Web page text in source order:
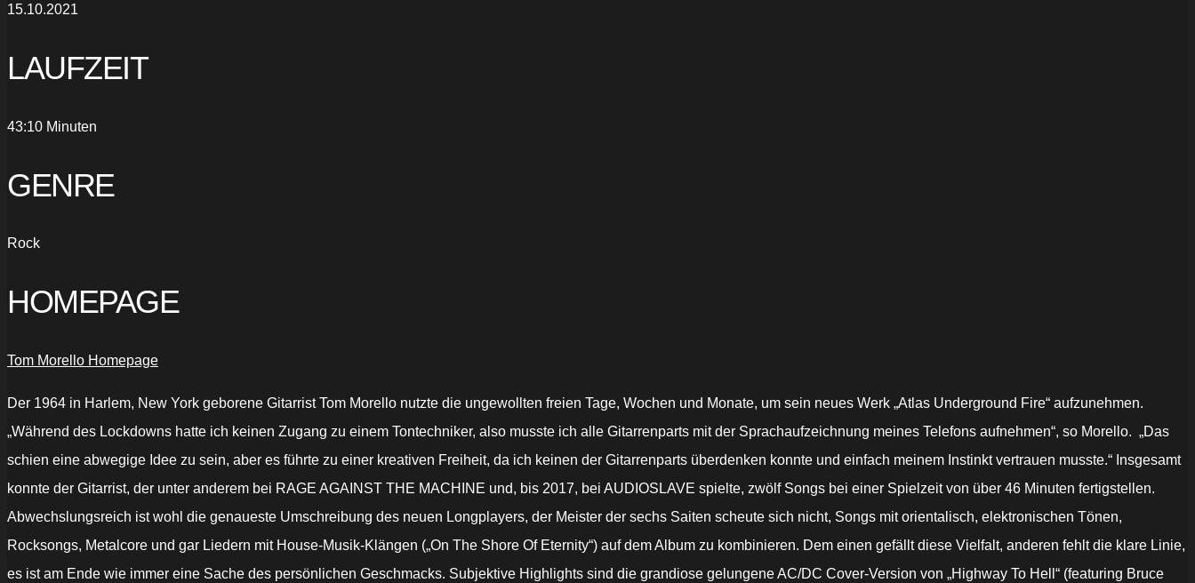
15.10.2021
LAUFZEIT
43:10 Minuten
GENRE
Rock
HOMEPAGE
Tom Morello Homepage
Der 1964 in Harlem, New York geborene GitarristTom Morello nutzte die ungewollten freien Tage, Wochen und Monate, um sein neues Werk „Atlas Underground Fire“ aufzunehmen.
„Während des Lockdowns hatte ich keinen Zugang zu einem Tontechniker, also musste ich alle Gitarrenparts mit der Sprachaufzeichnung meines Telefons aufnehmen“, so Morello. „Das
schien eine abwegige Idee zu sein, aber es führte zu einer kreativen Freiheit, da ich keinen der Gitarrenparts überdenken konnte und einfach meinem Instinkt vertrauen musste.“ Insgesamt
konnte der Gitarrist, der unter anderem bei RAGE AGAINST THE MACHINE und, bis 2017, bei AUDIOSLAVE spielte, zwölf Songs bei einer Spielzeit von über 46 Minuten fertigstellen.
Abwechslungsreich ist wohl die genaueste Umschreibung des neuen Longplayers, der Meister der sechs Saiten scheute sich nicht, Songs mit orientalisch, elektronischen Tönen,
Rocksongs, Metalcore und gar Liedern mit House-Musik-Klängen („On The Shore Of Eternity“) auf dem Album zu kombinieren. Dem einen gefällt diese Vielfalt, anderen fehlt die klare Linie,
es ist am Ende wie immer eine Sache des persönlichen Geschmacks. Subjektive Highlights sind die grandiose gelungene AC/DC Cover-Version von „Highway To Hell“ (featuring Bruce